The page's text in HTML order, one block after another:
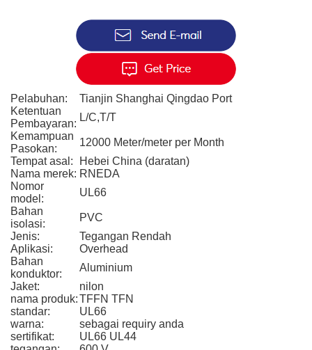
Pelabuhan:
Tianjin Shanghai Qingdao Port
Ketentuan
Pembayaran:
L/C,T/T
Kemampuan
Pasokan:
12000 Meter/meter per Month
Tempat asal:
Hebei China (daratan)
Nama merek: RNEDA
Nomor
model:
UL66
Bahan
isolasi:
PVC
Jenis:
Tegangan Rendah
Aplikasi:
Overhead
Bahan
konduktor:
Aluminium
Jaket:
nilon
nama produk:TFFN TFN
standar:
UL66
warna:
sebagai requiry anda
sertifikat:
UL66 UL44